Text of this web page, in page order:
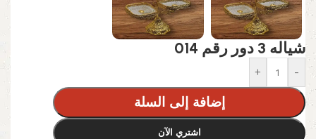
شياله 3 دور رقم 014
-
+
إضافة إلى السلة
اشتري الآن